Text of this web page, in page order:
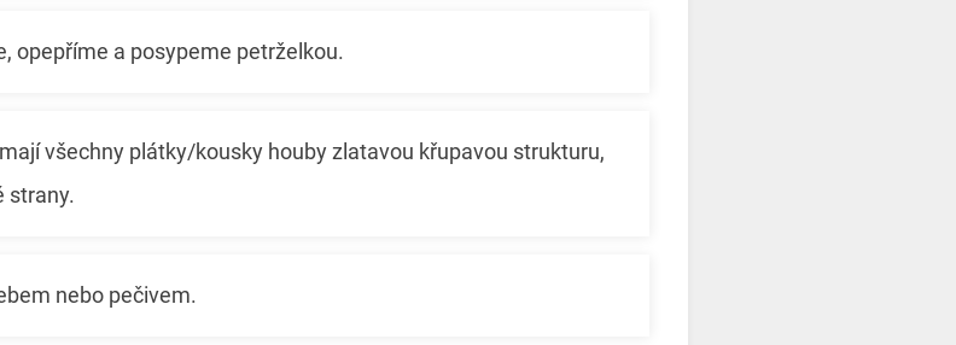
opepříme a posypeme petrželkou.
všechny plátky/kousky houby zlatavou křupavou strukturu,
strany.
nebo pečivem.